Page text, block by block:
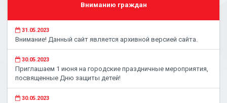
Вниманию граждан
31.05.2023
Внимание! Данный сайт является архивной версией сайта.
30.05.2023
Приглашаем 1 июня на городские праздничные мероприятия,
посвященные Дню защиты детей!
30.05.2023